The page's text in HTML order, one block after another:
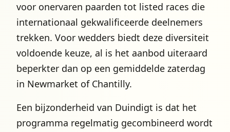
voor onervaren paarden tot listed races die
internationaal gekwalificeerde deelnemers
trekken. Voor wedders biedt deze diversiteit
voldoende keuze, al is het aanbod uiteraard
beperkter dan op een gemiddelde zaterdag
in Newmarket of Chantilly.
Een bijzonderheid van Duindigt is dat het
programma regelmatig gecombineerd wordt